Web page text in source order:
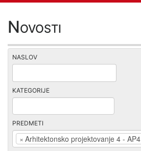
Novosti
NASLOV
KATEGORIJE
PREDMETI
× Arhitektonsko projektovanje 4 - AP4